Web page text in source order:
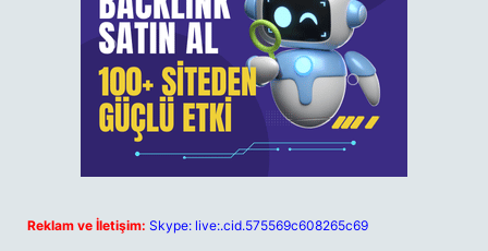
Reklam ve İletişim: Skype: live:.cid.575569c608265c69